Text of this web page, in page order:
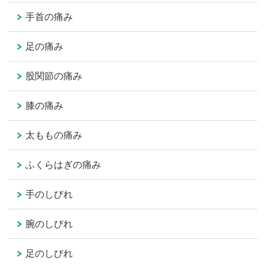
手首の痛み
足の痛み
股関節の痛み
膝の痛み
太ももの痛み
ふくらはぎの痛み
手のしびれ
腕のしびれ
足のしびれ